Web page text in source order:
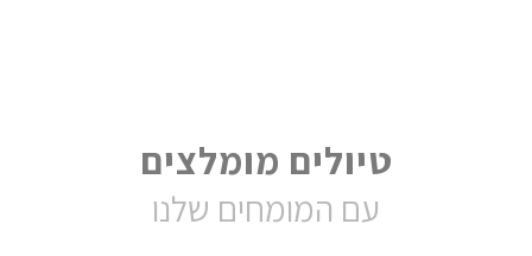
טיולים מומלצים
עם המומחים שלנו